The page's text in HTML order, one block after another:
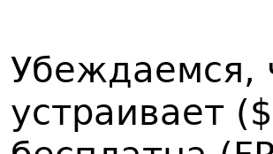
Убеждаемся,
устраивает